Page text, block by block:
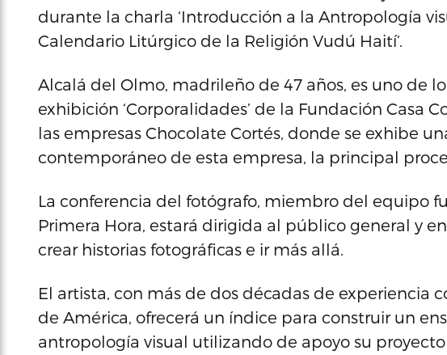
durante la charla ‘Introducción a la Antropología
Calendario Litúrgico de la Religión Vudú Haití’.
Alcalá del Olmo, madrileño de 47 años, es uno de
exhibición ‘Corporalidades’ de la Fundación Casa
las empresas Chocolate Cortés, donde se exhibe
contemporáneo de esta empresa, la principal
La conferencia del fotógrafo, miembro del equipo
Primera Hora, estará dirigida al público general y
crear historias fotográficas e ir más allá.
El artista, con más de dos décadas de experiencia
de América, ofrecerá un índice para construir un
antropología visual utilizando de apoyo su proyecto